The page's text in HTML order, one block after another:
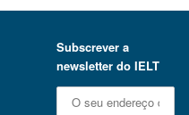
Subscrever a
newsletter do IELT